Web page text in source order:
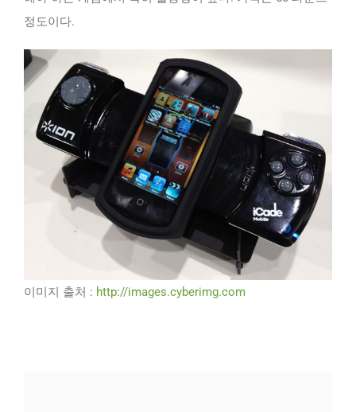
정도이다.
이미지 출처 : http://images.cyberimg.com